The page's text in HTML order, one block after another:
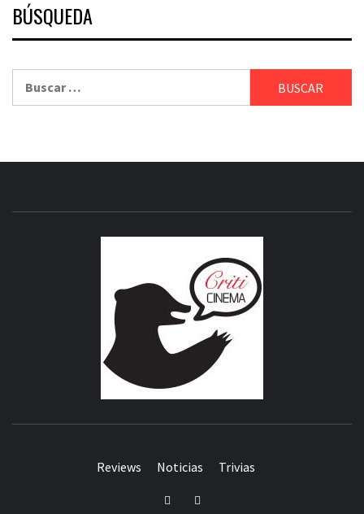
BÚSQUEDA
Reviews Noticias Trivias
TwitterFacebook